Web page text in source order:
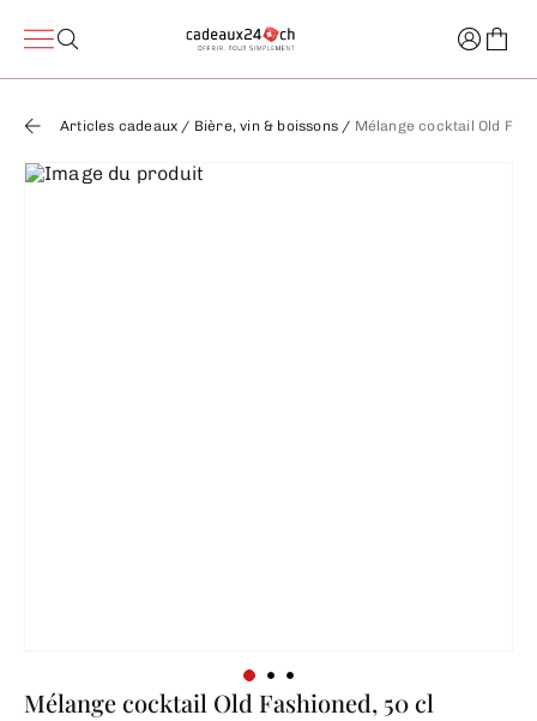
Articles cadeaux / Bière, vin & boissons / Mélange cocktail Old
Mélange cocktail Old Fashioned, 50 cl